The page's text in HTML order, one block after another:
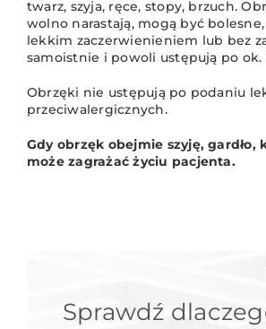
twarz, szyja, ręce, stopy, brzuch.
wolno narastają, mogą być
lekkim zaczerwienieniem lub bez
samoistnie i powoli ustępują po ok.
Obrzęki nie ustępują po podaniu
przeciwalergicznych.
Gdy obrzęk obejmie szyję,
może zagrażać życiu pacjenta.
Sprawdź